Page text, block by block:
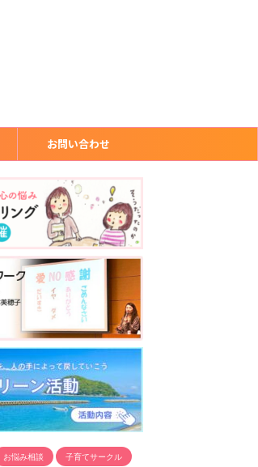
お問い合わせ
お悩み相談 子育てサークル